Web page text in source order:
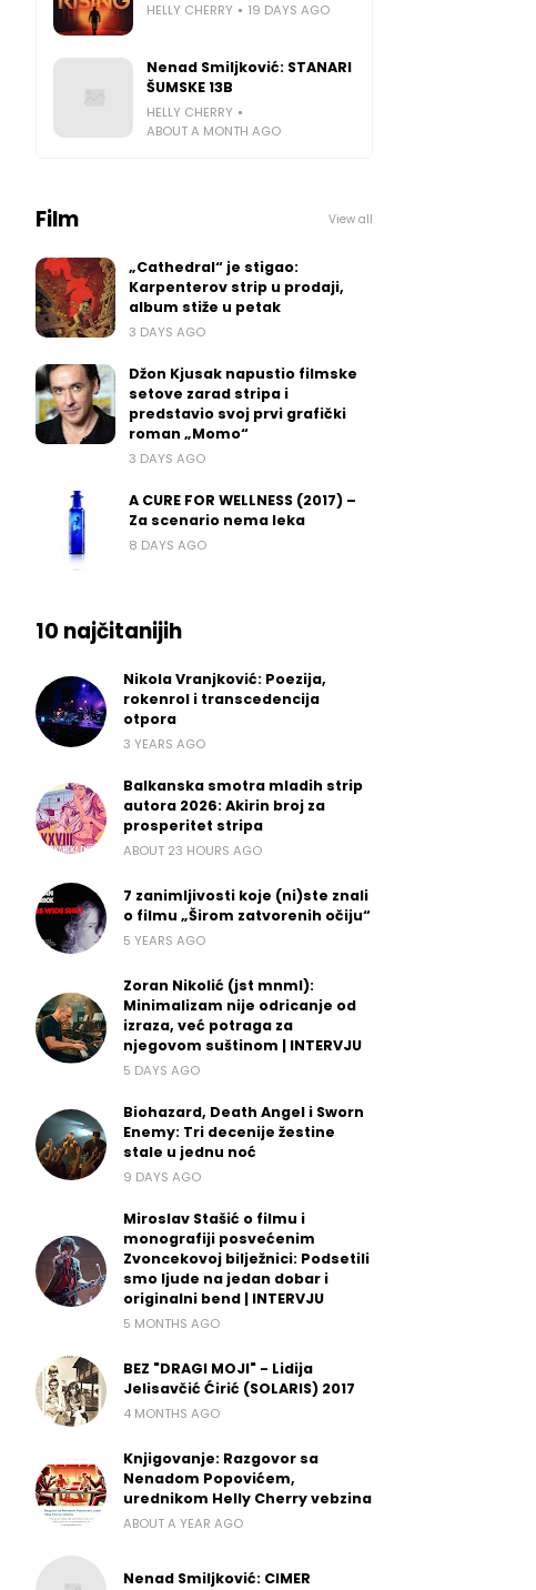
HELLY CHERRY 19 DAYS AGO
Nenad Smiljković: STANARI
ŠUMSKE 13B
HELLY CHERRY
ABOUT A MONTH AGO
Film View all
„Cathedral“ je stigao:
Karpenterov strip u prodaji,
album stiže u petak
3 DAYS AGO
Džon Kjusak napustio filmske
setove zarad stripa i
predstavio svoj prvi grafički
roman „Momo“
3 DAYS AGO
A CURE FOR WELLNESS (2017) –
Za scenario nema leka
8 DAYS AGO
10 najčitanijih
Nikola Vranjković: Poezija,
rokenrol i transcedencija
otpora
3 YEARS AGO
Balkanska smotra mladih strip
autora 2026: Akirin broj za
prosperitet stripa
ABOUT 23 HOURS AGO
7 zanimljivosti koje (ni)ste znali
o filmu „Širom zatvorenih očiju“
5 YEARS AGO
Zoran Nikolić (jst mnml):
Minimalizam nije odricanje od
izraza, već potraga za
njegovom suštinom | INTERVJU
5 DAYS AGO
Biohazard, Death Angel i Sworn
Enemy: Tri decenije žestine
stale u jednu noć
9 DAYS AGO
Miroslav Stašić o filmu i
monografiji posvećenim
Zvoncekovoj bilježnici: Podsetili
smo ljude na jedan dobar i
originalni bend | INTERVJU
5 MONTHS AGO
BEZ "DRAGI MOJI" - Lidija
Jelisavčić Ćirić (SOLARIS) 2017
4 MONTHS AGO
Knjigovanje: Razgovor sa
Nenadom Popovićem,
urednikom Helly Cherry vebzina
ABOUT A YEAR AGO
Nenad Smiljković: CIMER